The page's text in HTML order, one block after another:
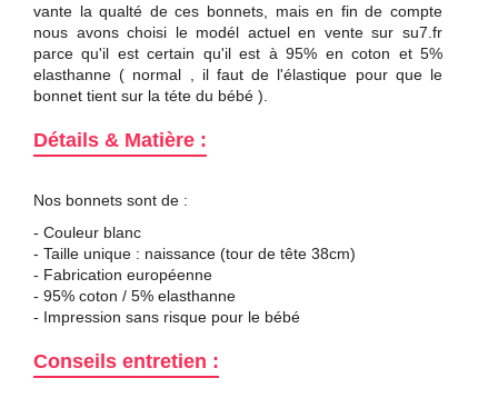
vante la qualté de ces bonnets, mais en fin de compte
nous avons choisi le modél actuel en vente sur su7.fr
parce qu'il est certain qu'il est à 95% en coton et 5%
elasthanne ( normal , il faut de l'élastique pour que le
bonnet tient sur la téte du bébé ).
Détails & Matière :
Nos bonnets sont de :
- Couleur blanc
- Taille unique : naissance (tour de tête 38cm)
- Fabrication européenne
- 95% coton / 5% elasthanne
- Impression sans risque pour le bébé
Conseils entretien :